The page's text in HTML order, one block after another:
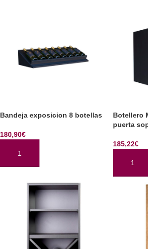
Bandeja exposicion 8 botellas
180,90€
AÑADIR AL CARRITO
Botellero
puerta
185,22€
AÑADIR